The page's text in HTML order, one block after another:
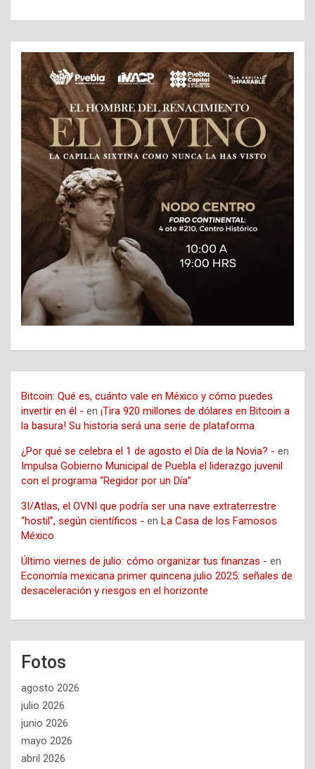
Bitcoin: Qué es, cuánto vale en México y cómo puedes
invertir en él - en ¡Tira 920 millones de dólares en Bitcoin a
la basura! Su historia será una serie de plataforma
¿Por qué se celebra el 1 de agosto el Día de la Novia? - en
Impulsa Gobierno Municipal de Puebla el liderazgo juvenil
con el programa “Regidor por un Día”
3I/Atlas, el OVNI que podría ser una nave extraterrestre
“hostil”, según científicos - en La Casa de los Famosos
México
Último viernes de julio: cómo organizar tus finanzas - en
Economía mexicana primer quincena julio 2025: señales de
desaceleración y riesgos en el horizonte
Fotos
agosto 2026
julio 2026
junio 2026
mayo 2026
abril 2026